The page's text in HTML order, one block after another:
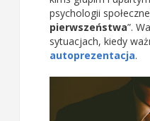
psychologii
pierwszeństwa”.
sytuacjach, kiedy
autoprezentacja.